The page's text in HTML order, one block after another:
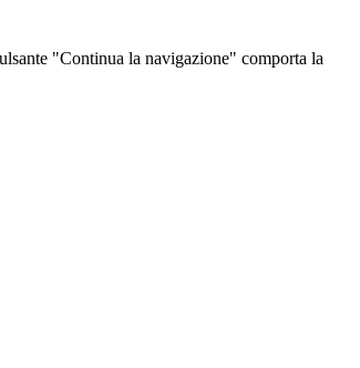
"Continua la navigazione" comporta la